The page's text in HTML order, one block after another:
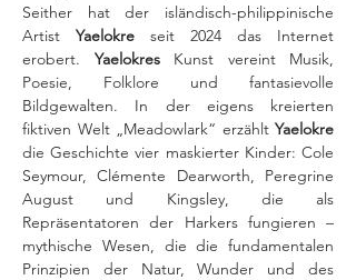
Seither hat der isländisch-philippinische
Artist Yaelokre seit 2024 das Internet
erobert. Yaelokres Kunst vereint Musik,
Poesie, Folklore und fantasievolle
Bildgewalten. In der eigens kreierten
fiktiven Welt „Meadowlark“ erzählt Yaelokre
die Geschichte vier maskierter Kinder: Cole
Seymour, Clémente Dearworth, Peregrine
August und Kingsley, die als
Repräsentatoren der Harkers fungieren –
mythische Wesen, die die fundamentalen
Prinzipien der Natur, Wunder und des